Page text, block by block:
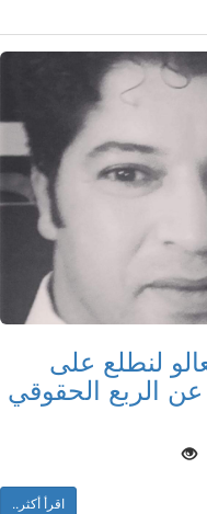
لنطلع على
عن الربع الحقوقي
اقرأ أكثر..